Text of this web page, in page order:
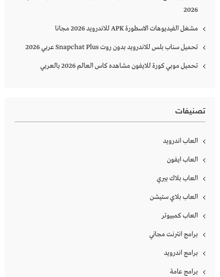
2026
مشغل الفيديوهات الاسطورة APK للاندرويد 2026 مجانا
تحميل سناب بلس للاندرويد بدون روت Snapchat Plus‏ عربي 2026
تحميل موبي كورة للايفون مشاهده كاس العالم 2026 بالعربي
تصنيفات
العاب اندرويد
العاب ايفون
العاب بلاك بيري
العاب بلاي ستيشن
العاب كمبيوتر
برامج انترنت مجاني
برامج اندرويد
برامج عامة